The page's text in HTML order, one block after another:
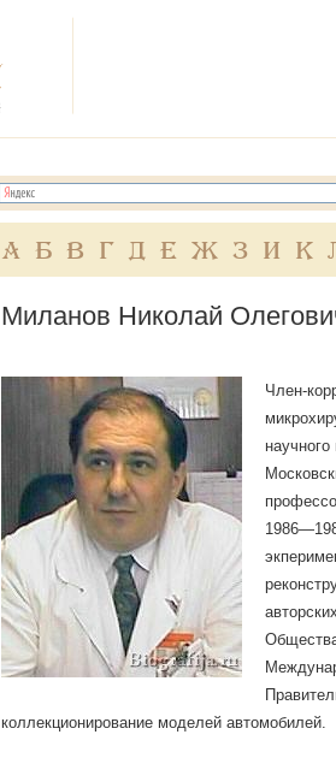
А Б В Г Д Е Ж З И К
Миланов Николай
Член-
коллекционирование моделей автомобилей.